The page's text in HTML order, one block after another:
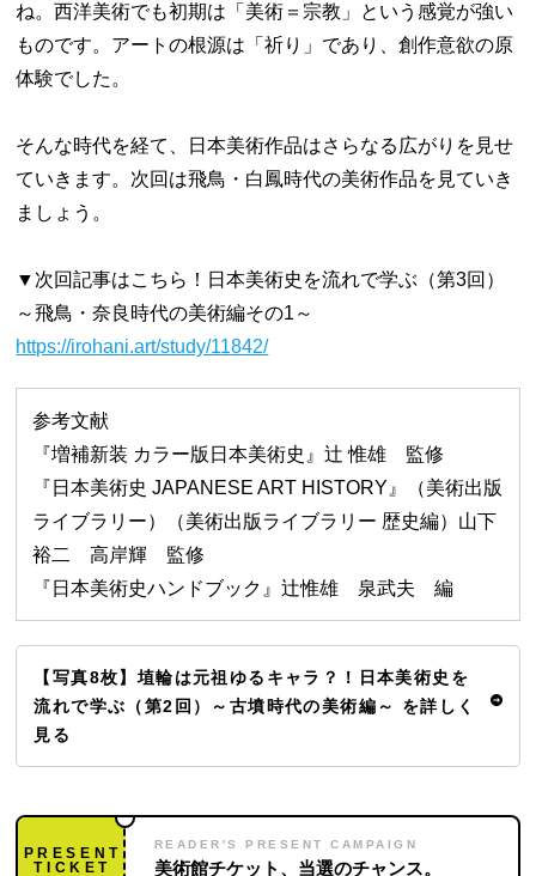
ね。西洋美術でも初期は「美術＝宗教」という感覚が強い
ものです。アートの根源は「祈り」であり、創作意欲の原
体験でした。
そんな時代を経て、日本美術作品はさらなる広がりを見せ
ていきます。次回は飛鳥・白鳳時代の美術作品を見ていき
ましょう。
▼次回記事はこちら！日本美術史を流れで学ぶ（第3回）
～飛鳥・奈良時代の美術編その1～
https://irohani.art/study/11842/
参考文献
『増補新装 カラー版日本美術史』辻 惟雄 監修
『日本美術史 JAPANESE ART HISTORY』（美術出版
ライブラリー）（美術出版ライブラリー 歴史編）山下
裕二 高岸輝 監修
『日本美術史ハンドブック』辻惟雄 泉武夫 編
【写真8枚】埴輪は元祖ゆるキャラ？！日本美術史を
流れで学ぶ（第2回）～古墳時代の美術編～ を詳しく
見る
PRESENT
TICKET
READER'S PRESENT CAMPAIGN
美術館チケット、当選のチャンス。